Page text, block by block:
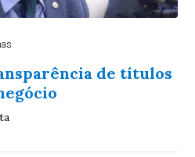
de títulos